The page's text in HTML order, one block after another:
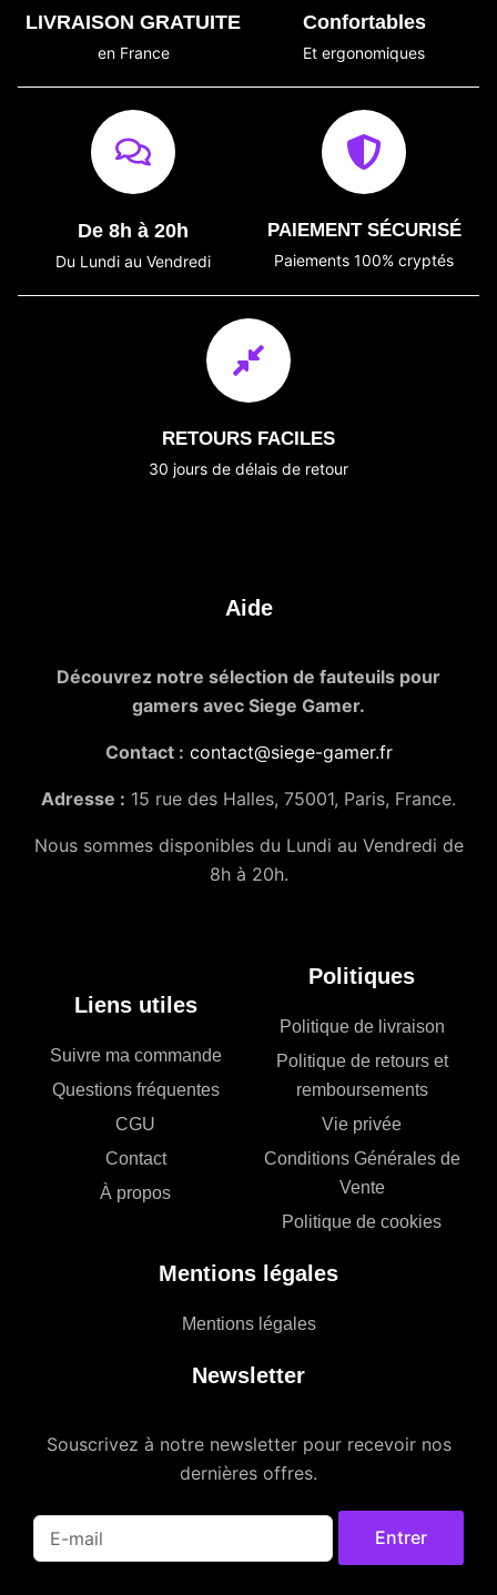
LIVRAISON GRATUITE
en France
Confortables
Et ergonomiques
De 8h à 20h
Du Lundi au Vendredi
PAIEMENT SÉCURISÉ
Paiements 100% cryptés
RETOURS FACILES
30 jours de délais de retour
Aide
Découvrez notre sélection de fauteuils pour
gamers avec Siege Gamer.
Contact : contact@siege-gamer.fr
Adresse : 15 rue des Halles, 75001, Paris, France.
Nous sommes disponibles du Lundi au Vendredi de
8h à 20h.
Liens utiles
Suivre ma commande
Questions fréquentes
CGU
Contact
À propos
Politiques
Politique de livraison
Politique de retours et
remboursements
Vie privée
Conditions Générales de
Vente
Politique de cookies
Mentions légales
Mentions légales
Newsletter
Souscrivez à notre newsletter pour recevoir nos
dernières offres.
Entrer